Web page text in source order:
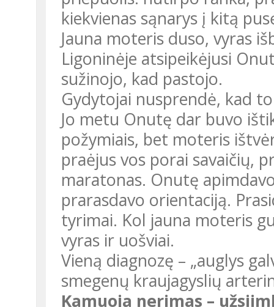
kiekvienas sąnarys į kitą
Jauna moteris duso, vyras
Ligoninėje atsipeikėjusi
sužinojo, kad pastojo.
Gydytojai nusprendė, kad
Jo metu Onutę dar buvo
požymiais, bet moteris
praėjus vos porai savaičių,
maratonas. Onutę
prarasdavo orientaciją.
tyrimai. Kol jauna moteris
vyras ir uošviai.
Vieną diagnozę – „auglys
smegenų kraujagyslių
Kamuoja nerimas –